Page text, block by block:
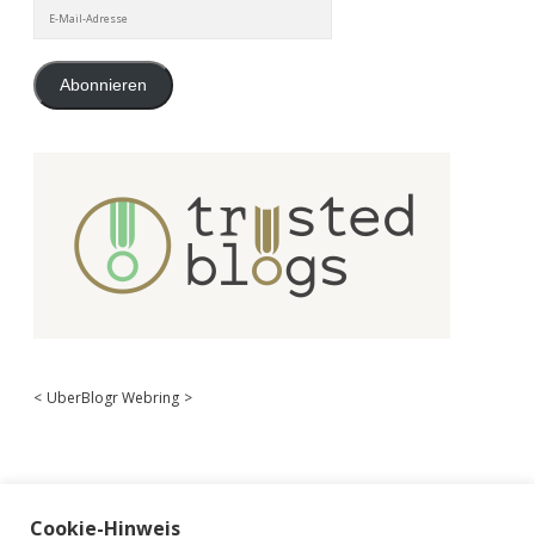
Mail-
Abonnieren
< UberBlogr Webring >
Cookie-Hinweis